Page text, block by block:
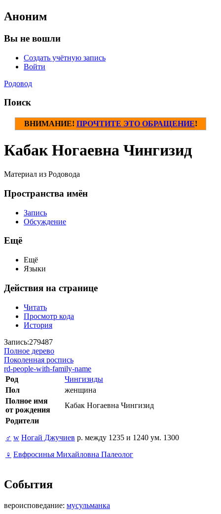
Аноним
Вы не вошли
Создать учётную запись
Войти
Родовод
Поиск
ВНИМАНИЕ! ПРОЧТИТЕ ЭТО ОБРАЩЕНИЕ!
Кабак Ногаевна Чингизид
Материал из Родовода
Пространства имён
Запись
Обсуждение
Ещё
Ещё
Языки
Действия на странице
Читать
Просмотр кода
История
Запись:279487
Полное дерево
Поколенная роспись
rd-people-with-family-name
Род
Чингизиды
Пол
женщина
Полное имя
от рождения
Кабак Ногаевна Чингизид
Родители
♂ w Ногай Джучиев р. между 1235 и 1240 ум. 1300
♀ Евфросинья Михайловна Палеолог
События
вероисповедание: мусульманка